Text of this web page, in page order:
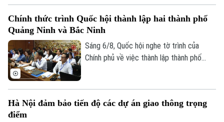
hướng cắt giảm thủ tục hành chính,
chuyển mạnh từ tiền kiểm sang hậu kiểm
và đẩy mạnh chuyển đổi số.
Chính thức trình Quốc hội thành lập hai thành phố
Quảng Ninh và Bắc Ninh
Sáng 6/8, Quốc hội nghe tờ trình của
Chính phủ về việc thành lập thành phố
Hà Nội đảm bảo tiến độ các dự án giao thông trọng
điểm